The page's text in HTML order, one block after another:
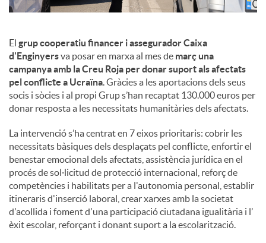
i
n
g
u
t
s
El grup cooperatiu financer i assegurador Caixa
d'Enginyersva posar en marxa al mes de març una
campanya amb la Creu Roja per donar suport als afectats
pel conflicte a Ucraïna. Gràcies a les aportacions dels seus
socis i sòcies i al propi Grup s’han recaptat 130.000 euros per
donar resposta a les necessitats humanitàries dels afectats.
La intervenció s’ha centrat en 7 eixos prioritaris: cobrir les
necessitats bàsiques dels desplaçats pel conflicte, enfortir el
benestar emocional dels afectats, assistència jurídica en el
procés de sol·licitud de protecció internacional, reforç de
competències i habilitats per a l'autonomia personal, establir
itineraris d'inserció laboral, crear xarxes amb la societat
d'acollida i foment d'una participació ciutadana igualitària i l’
èxit escolar, reforçant i donant suport a la escolarització.